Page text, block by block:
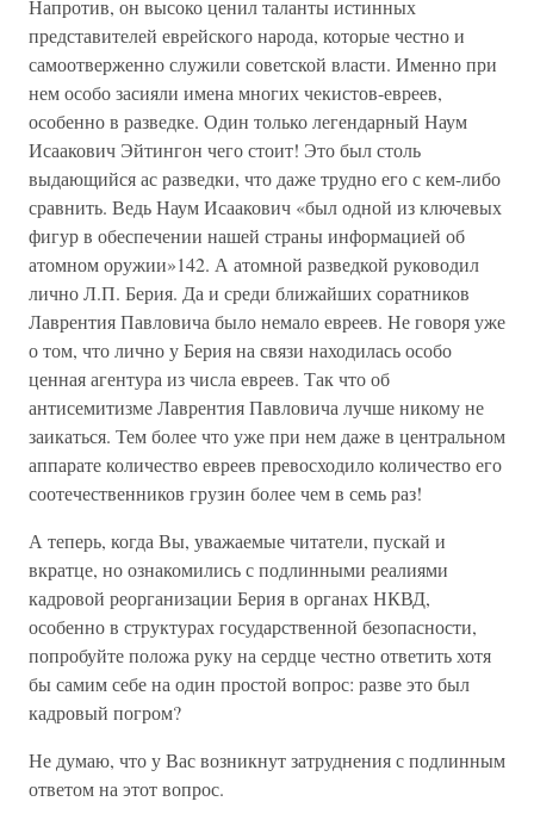
Напротив, он высоко ценил таланты истинных
представителей еврейского народа, которые честно и
самоотверженно служили советской власти. Именно при
нем особо засияли имена многих чекистов-евреев,
особенно в разведке. Один только легендарный Наум
Исаакович Эйтингон чего стоит! Это был столь
выдающийся ас разведки, что даже трудно его с кем-либо
сравнить. Ведь Наум Исаакович «был одной из ключевых
фигур в обеспечении нашей страны информацией об
атомном оружии»142. А атомной разведкой руководил
лично Л.П. Берия. Да и среди ближайших соратников
Лаврентия Павловича было немало евреев. Не говоря уже
о том, что лично у Берия на связи находилась особо
ценная агентура из числа евреев. Так что об
антисемитизме Лаврентия Павловича лучше никому не
заикаться. Тем более что уже при нем даже в центральном
аппарате количество евреев превосходило количество его
соотечественников грузин более чем в семь раз!
А теперь, когда Вы, уважаемые читатели, пускай и
вкратце, но ознакомились с подлинными реалиями
кадровой реорганизации Берия в органах НКВД,
особенно в структурах государственной безопасности,
попробуйте положа руку на сердце честно ответить хотя
бы самим себе на один простой вопрос: разве это был
кадровый погром?
Не думаю, что у Вас возникнут затруднения с подлинным
ответом на этот вопрос.